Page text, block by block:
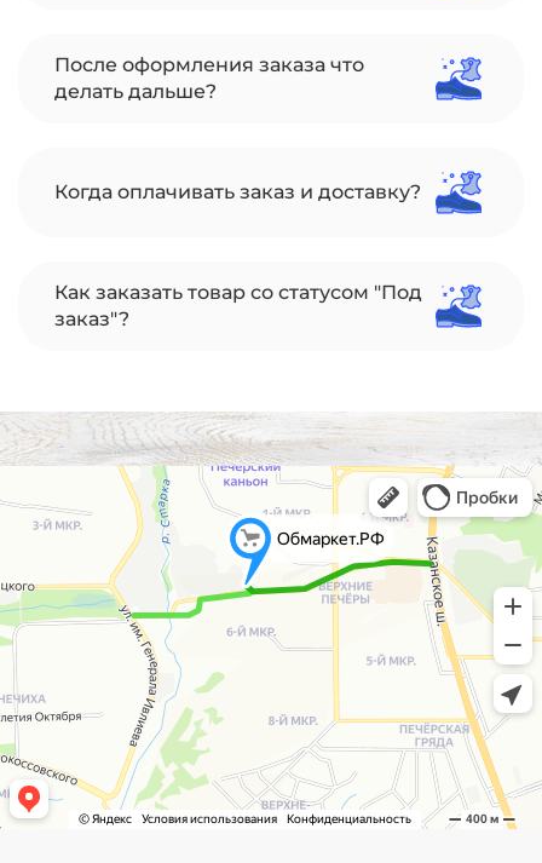
После оформления заказа что
делать дальше?
Когда оплачивать заказ и доставку?
Как заказать товар со статусом "Под
заказ"?